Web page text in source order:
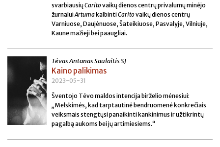
svarbiausiųCaritovaikų dienos centrų privalumų minėjo
žurnaluiArtuma kalbintiCaritovaikų dienos centrų
Varniuose, Daujėnuose, Šateikiuose, Pasvalyje, Vilniuje,
Kaune mažieji bei paaugliai.
Tėvas Antanas Saulaitis SJ
Kaino palikimas
2023-05-31
Šventojo Tėvo maldos intencija birželio mėnesiui:
„Melskimės, kad tarptautinė bendruomenė konkrečiais
veiksmais stengtųsi panaikinti kankinimus ir užtikrintų
pagalbą aukoms bei jų artimiesiems.“